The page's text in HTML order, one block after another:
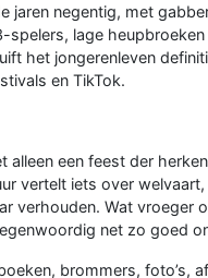
jaren negentig, met
spelers, lage
het jongerenleven
en TikTok.
een feest der
vertelt iets over
verhouden. Wat vroeger
net zo goed
brommers, foto’s,